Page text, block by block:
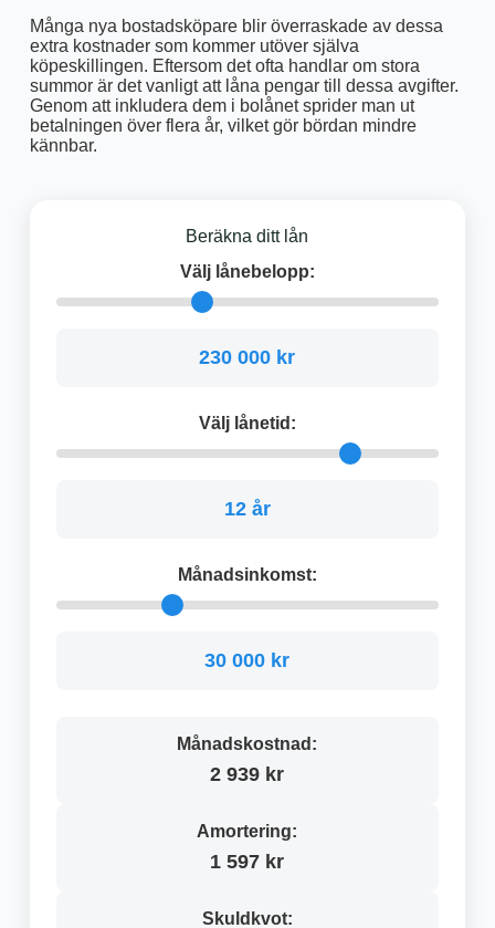
Många nya bostadsköpare blir överraskade av dessa
extra kostnader som kommer utöver själva
köpeskillingen. Eftersom det ofta handlar om stora
summor är det vanligt att låna pengar till dessa avgifter.
Genom att inkludera dem i bolånet sprider man ut
betalningen över flera år, vilket gör bördan mindre
kännbar.
Beräkna ditt lån
Välj lånebelopp:
230 000 kr
Välj lånetid:
12 år
Månadsinkomst:
30 000 kr
Månadskostnad:
2 939 kr
Amortering:
1 597 kr
Skuldkvot: